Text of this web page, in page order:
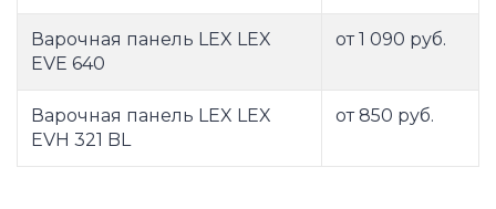
Варочная панель LEX LEX
EVE 640
от 1 090 руб.
Варочная панель LEX LEX
EVH 321 BL
от 850 руб.